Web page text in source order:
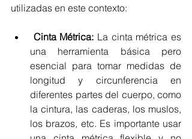
utilizadas en este contexto:
Cinta Métrica: La cinta métrica es
una herramienta básica pero
esencial para tomar medidas de
longitud y circunferencia en
diferentes partes del cuerpo, como
la cintura, las caderas, los muslos,
los brazos, etc. Es importante usar